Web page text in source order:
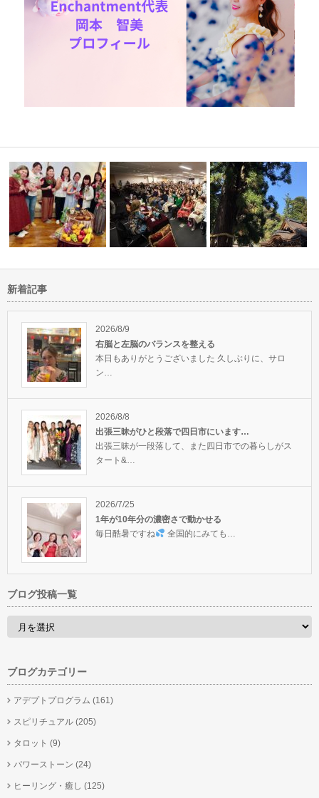
ション
満月のパワーでLOVEと豊かさ
のウィッカ…
MMSファウンダーグッドニー
さんの恒例の…
パワースポット三輪山の
社へ行ってき…
新着記事
2026/8/9
右脳と左脳のバランスを整える
本日もありがとうございました 久しぶりに、サロ
ン…
2026/8/8
出張三昧がひと段落で四日市にいます…
出張三昧が一段落して、また四日市での暮らしがス
タート&…
2026/7/25
1年が10年分の濃密さで動かせる
毎日酷暑ですね
全国的にみても…
ブログ投稿一覧
ブログカテゴリー
アデプトプログラム (161)
スピリチュアル (205)
タロット (9)
パワーストーン (24)
ヒーリング・癒し (125)